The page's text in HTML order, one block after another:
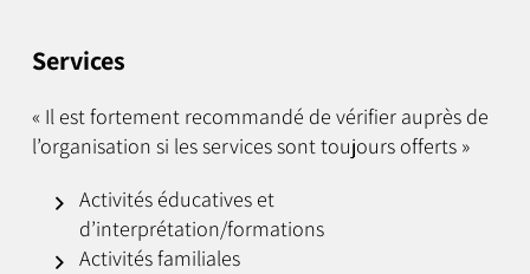
Services
« Il est fortement recommandé de vérifier auprès de
l’organisation si les services sont toujours offerts »
Activités éducatives et
d’interprétation/formations
Activités familiales